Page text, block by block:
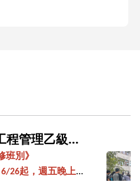
程管理乙級證
)
班別》
/26起，週五晚上1